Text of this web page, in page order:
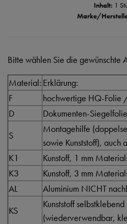
Inhalt: 1
Marke/
Bitte wählen Sie die gewünschte
Material: Erklärung:
F
hochwertige HQ-Folie
D
Dokumenten-
S
Montagehilfe
sowie Kunststoff),
K1
Kunstoff, 1 mm
K3
Kunstoff, 3 mm
AL
Aluminium NICHT
KS
Kunststoff
(wiederverwendbar,